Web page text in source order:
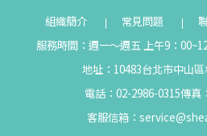
組織簡介 常見問題
服務時間：週一～週五 上午9：
地址：10483台北市中山
電話：02-2986-0315傳真
客服信箱：